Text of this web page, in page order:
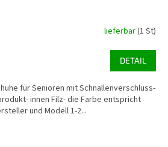
lieferbar(1 St)
DETAIL
für Senioren mit Schnallenverschluss-
innen Filz- die Farbe entspricht
und Modell 1-2...